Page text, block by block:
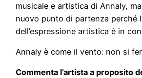
musicale e artistica di Annaly,
nuovo punto di partenza perché
dell’espressione artistica è in
Annaly è come il vento: non si
Commenta l’artista a proposito